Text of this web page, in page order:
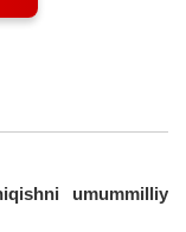
umummilliy